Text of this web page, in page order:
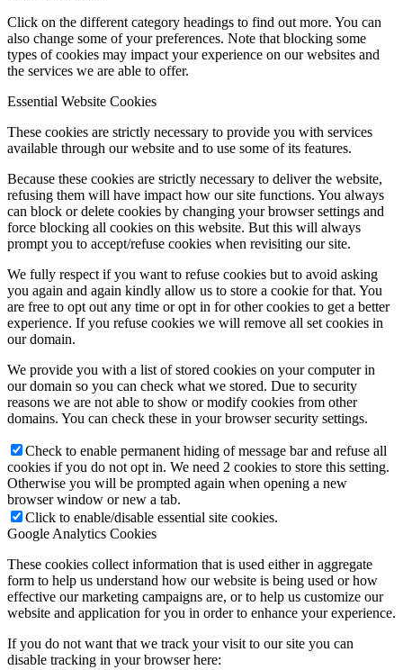
Click on the different category headings to find out more. You can
also change some of your preferences. Note that blocking some
types of cookies may impact your experience on our websites and
the services we are able to offer.
Essential Website Cookies
These cookies are strictly necessary to provide you with services
available through our website and to use some of its features.
Because these cookies are strictly necessary to deliver the website,
refusing them will have impact how our site functions. You always
can block or delete cookies by changing your browser settings and
force blocking all cookies on this website. But this will always
prompt you to accept/refuse cookies when revisiting our site.
We fully respect if you want to refuse cookies but to avoid asking
you again and again kindly allow us to store a cookie for that. You
are free to opt out any time or opt in for other cookies to get a better
experience. If you refuse cookies we will remove all set cookies in
our domain.
We provide you with a list of stored cookies on your computer in
our domain so you can check what we stored. Due to security
reasons we are not able to show or modify cookies from other
domains. You can check these in your browser security settings.
Check to enable permanent hiding of message bar and refuse all
cookies if you do not opt in. We need 2 cookies to store this setting.
Otherwise you will be prompted again when opening a new
browser window or new a tab.
Click to enable/disable essential site cookies.
Google Analytics Cookies
These cookies collect information that is used either in aggregate
form to help us understand how our website is being used or how
effective our marketing campaigns are, or to help us customize our
website and application for you in order to enhance your experience.
If you do not want that we track your visit to our site you can
disable tracking in your browser here: